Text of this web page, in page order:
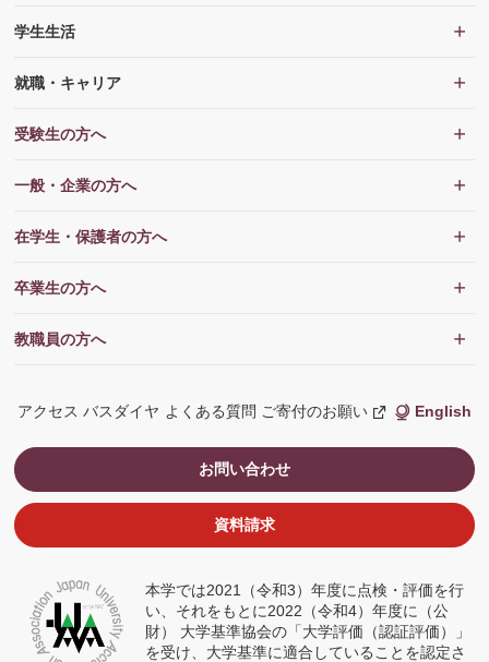
本学では2021（令和3）年度に点検・評価を行
い、それをもとに2022（令和4）年度に（公
財） 大学基準協会の「大学評価（認証評価）」
を受け、大学基準に適合していることを認定さ
学生生活
就職・キャリア
受験生の方へ
一般・企業の方へ
在学生・保護者の方へ
卒業生の方へ
教職員の方へ
アクセス バスダイヤ よくある質問 ご寄付のお願い
新
し
ド
開
English
お問い合わせ
資料請求